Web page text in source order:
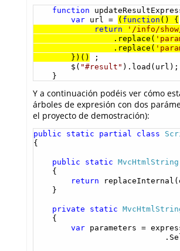
function
var url = ( function () {
return
'/info/show/
.replace(
.replace(
})()
;
$( "#result" ).load(url);
}
Y a continuación podéis ver cómo
árboles de expresión con dos
el proyecto de demostración):
public static partial class
{
public static MvcHtmlString
{
return
}
private static
{
var parameters =